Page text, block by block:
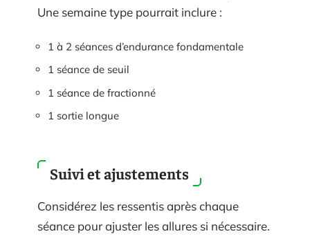
Une semaine type pourrait inclure :
1 à 2 séances d’endurance fondamentale
1 séance de seuil
1 séance de fractionné
1 sortie longue
Suivi et ajustements
Considérez les ressentis après chaque
séance pour ajuster les allures si nécessaire.